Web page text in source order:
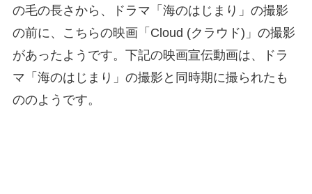
の毛の長さから、ドラマ「海のはじまり」の撮影
の前に、こちらの映画「Cloud (クラウド)」の撮影
があったようです。下記の映画宣伝動画は、ドラ
マ「海のはじまり」の撮影と同時期に撮られたも
ののようです。